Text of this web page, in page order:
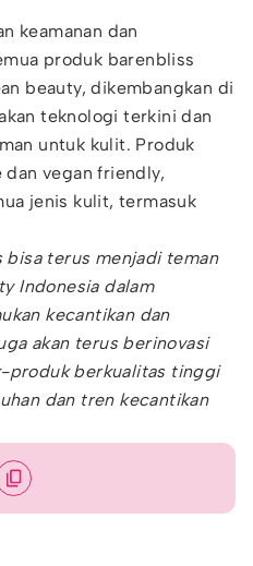
keamanan dan
produk barenbliss
beauty, dikembangkan di
teknologi terkini dan
untuk kulit. Produk
dan vegan friendly,
jenis kulit, termasuk
bisa terus menjadi teman
Indonesia dalam
kecantikan dan
akan terus berinovasi
produk berkualitas tinggi
dan tren kecantikan